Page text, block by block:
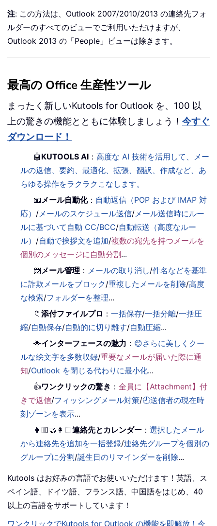
注: この方法は、Outlook 2007/2010/2013 の連絡先フォ
ルダーのすべてのビューでご利用いただけますが、
Outlook 2013 の「People」ビューは除きます。
最高の Office 生産性ツール
まったく新しいKutools for Outlook を、100 以
上の驚きの機能とともに体験しましょう！ 今すぐ
ダウンロード！
🤖 KUTOOLS AI ：高度な AI 技術を活用して、メー
ルの返信、要約、最適化、拡張、翻訳、作成など、あ
らゆる操作をラクラクこなします。
📧メール自動化： 自動返信（POP および IMAP 対
応） /メールのスケジュール送信/メール送信時にルー
ルに基づいて自動 CC/BCC/自動転送（高度なルー
ル） /自動で挨拶文を追加/複数の宛先を持つメールを
個別のメッセージに自動分割...
📨メール管理 ： メールの取り消し/件名などを基準
に詐欺メールをブロック/重複したメールを削除/高度
な検索/フォルダーを整理...
📁添付ファイルプロ ：一括保存/一括分離/一括圧
縮/自動保存/自動的に切り離す/自動圧縮...
🌟インターフェースの魅力 ： 😊さらに美しくクー
ルな絵文字を多数収録/重要なメールが届いた際に通
知/Outlook を閉じる代わりに最小化...
👍ワンクリックの驚き ：全員に【Attachment】付
きで返信/フィッシングメール対策/🕘送信者の現在時
刻ゾーンを表示...
👩🏼‍🤝‍👩🏻連絡先とカレンダー ：選択したメール
から連絡先を追加を一括登録/連絡先グループを個別の
グループに分割/誕生日のリマインダーを削除...
Kutools はお好みの言語でお使いいただけます！英語、ス
ペイン語、ドイツ語、フランス語、中国語をはじめ、40
以上の言語をサポートしています！
ワンクリックでKutools for Outlook の機能を即解放！今